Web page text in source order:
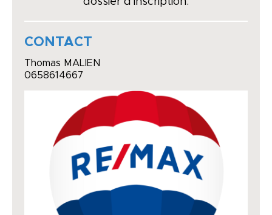
CONTACT
Thomas MALIEN
0658614667